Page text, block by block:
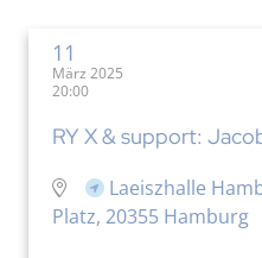
11
März 2025
20:00
RY X & support:
Laeiszhalle
Platz, 20355 Hamburg